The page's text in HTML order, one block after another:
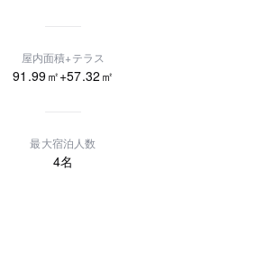
屋内面積+テラス
91.99 ㎡+57.32 ㎡
最大宿泊人数
4名